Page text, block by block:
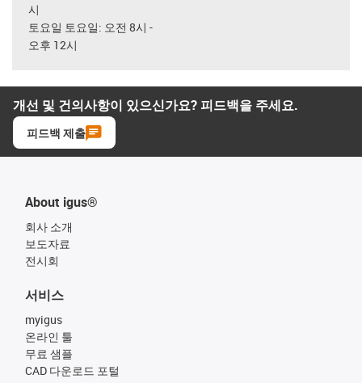
시
토요일 토요일: 오전 8시 -
오후 12시
개선 및 건의사항이 있으신가요? 피드백을 주세요.
피드백 제출
About igus®
회사 소개
보도자료
전시회
서비스
myigus
온라인 툴
무료 샘플
CAD 다운로드 포털